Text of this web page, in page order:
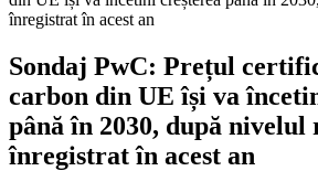
înregistrat în acest an
Sondaj PwC: Prețul
carbon din UE își va
până în 2030, după nivelul
înregistrat în acest an